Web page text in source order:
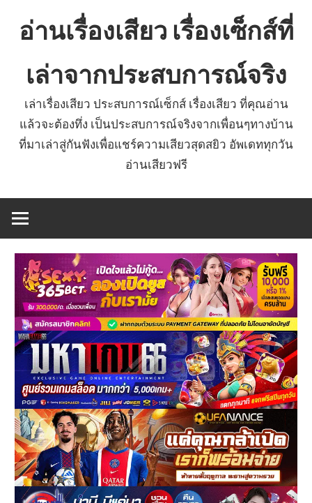
อ่านเรื่องเสียว เรื่องเซ็กส์ที่
เล่าจากประสบการณ์จริง
เล่าเรื่องเสียว ประสบการณ์เซ็กส์ เรื่องเสียว ที่คุณอ่าน
แล้วจะต้องทึ่ง เป็นประสบการณ์จริงจากเพื่อนๆทางบ้าน
ที่มาเล่าสู่กันฟังเพื่อแชร์ความเสียวสุดสยิว อัพเดททุกวัน
อ่านเสียวฟรี